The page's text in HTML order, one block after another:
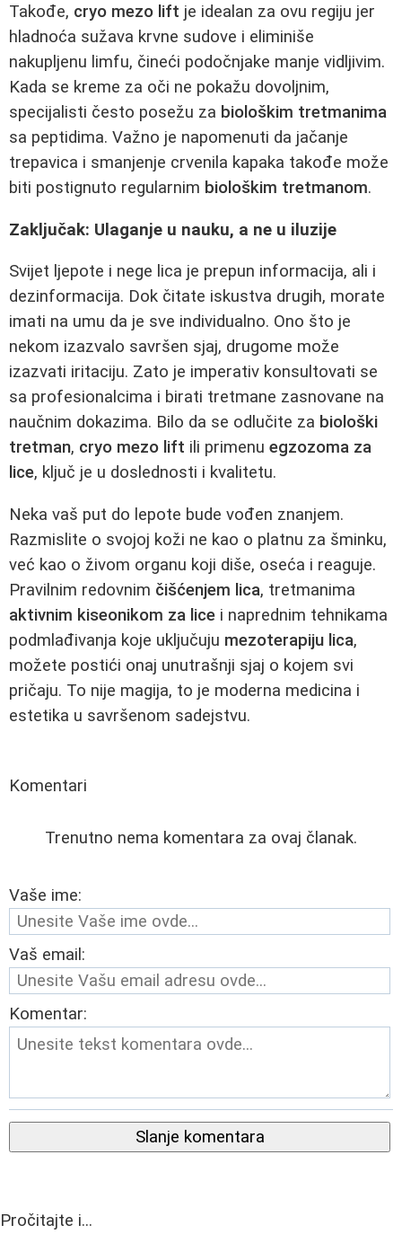
Takođe, cryo mezo lift je idealan za ovu regiju jer
hladnoća sužava krvne sudove i eliminiše
nakupljenu limfu, čineći podočnjake manje vidljivim.
Kada se kreme za oči ne pokažu dovoljnim,
specijalisti često posežu za biološkim tretmanima
sa peptidima. Važno je napomenuti da jačanje
trepavica i smanjenje crvenila kapaka takođe može
biti postignuto regularnim biološkim tretmanom.
Zaključak: Ulaganje u nauku, a ne u iluzije
Svijet ljepote i nege lica je prepun informacija, ali i
dezinformacija. Dok čitate iskustva drugih, morate
imati na umu da je sve individualno. Ono što je
nekom izazvalo savršen sjaj, drugome može
izazvati iritaciju. Zato je imperativ konsultovati se
sa profesionalcima i birati tretmane zasnovane na
naučnim dokazima. Bilo da se odlučite za biološki
tretman, cryo mezo lift ili primenu egzozoma za
lice, ključ je u doslednosti i kvalitetu.
Neka vaš put do lepote bude vođen znanjem.
Razmislite o svojoj koži ne kao o platnu za šminku,
već kao o živom organu koji diše, oseća i reaguje.
Pravilnim redovnim čišćenjem lica, tretmanima
aktivnim kiseonikom za lice i naprednim tehnikama
podmlađivanja koje uključuju mezoterapiju lica,
možete postići onaj unutrašnji sjaj o kojem svi
pričaju. To nije magija, to je moderna medicina i
estetika u savršenom sadejstvu.
Komentari
Trenutno nema komentara za ovaj članak.
Vaše ime:
Vaš email:
Komentar:
Slanje komentara
Pročitajte i...